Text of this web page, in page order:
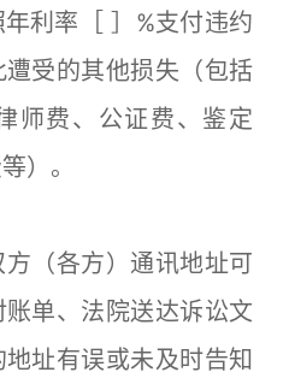
利率［ ］%支付违约
受的其他损失（包括
师费、公证费、鉴定
）。
（各方）通讯地址可
单、法院送达诉讼文
址有误或未及时告知